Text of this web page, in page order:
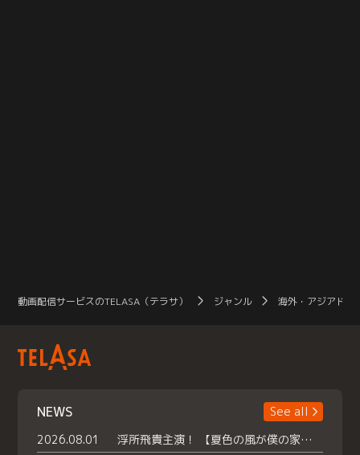
動画配信サービスのTELASA（テラサ） ジャンル 海外・アジアドラ
NEWS
See all
2026.08.01
浮所飛貴主演！ 【夏色の風が僕の家にやってきた】 本日よりテラサで独占配信スタート！